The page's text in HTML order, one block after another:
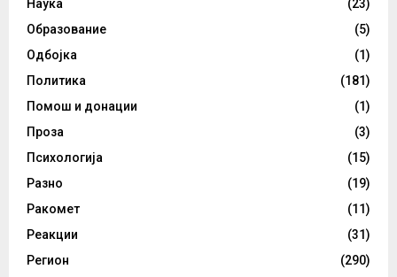
Наука
(23)
Образование
(5)
Одбојка
(1)
Политика
(181)
Помош и донации
(1)
Проза
(3)
Психологија
(15)
Разно
(19)
Ракомет
(11)
Реакции
(31)
Регион
(290)